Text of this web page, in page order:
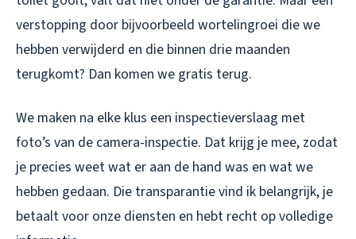
verstopping door bijvoorbeeld wortelingroei die we
hebben verwijderd en die binnen drie maanden
terugkomt? Dan komen we gratis terug.
We maken na elke klus een inspectieverslaag met
foto’s van de camera-inspectie. Dat krijg je mee, zodat
je precies weet wat er aan de hand was en wat we
hebben gedaan. Die transparantie vind ik belangrijk, je
betaalt voor onze diensten en hebt recht op volledige